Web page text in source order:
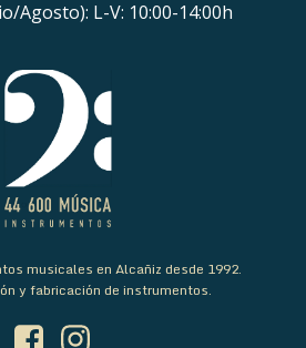
Agosto): L-V: 10:00-14:00h
musicales en Alcañiz desde 1992.
y fabricación de instrumentos.